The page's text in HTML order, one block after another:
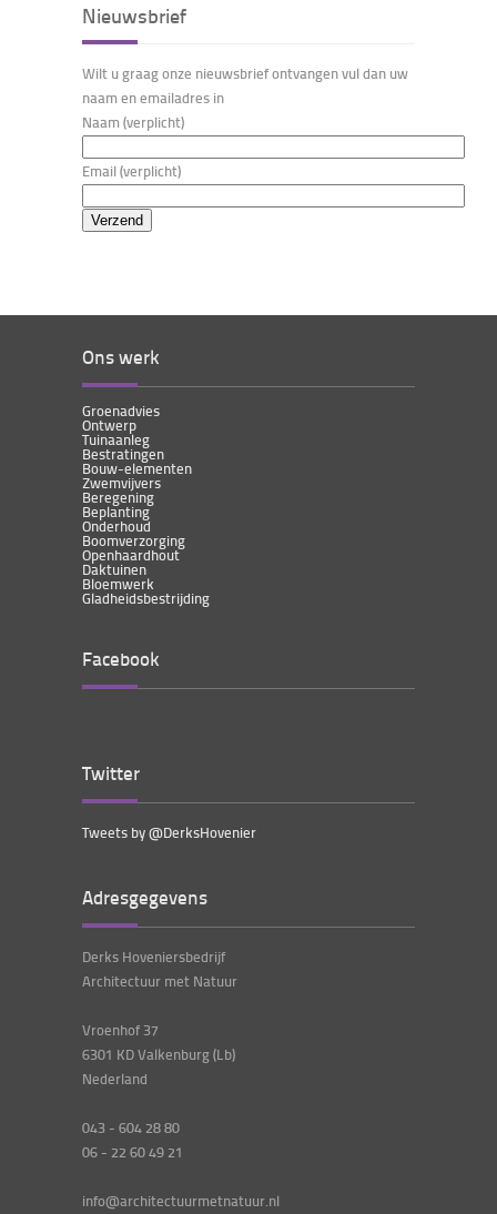
Nieuwsbrief
Wilt u graag onze nieuwsbrief ontvangen vul dan uw
naam en emailadres in
Naam (verplicht)
Email (verplicht)
Ons werk
Groenadvies
Ontwerp
Tuinaanleg
Bestratingen
Bouw-elementen
Zwemvijvers
Beregening
Beplanting
Onderhoud
Boomverzorging
Openhaardhout
Daktuinen
Bloemwerk
Gladheidsbestrijding
Facebook
Twitter
Tweets by @DerksHovenier
Adresgegevens
Derks Hoveniersbedrijf
Architectuur met Natuur
Vroenhof 37
6301 KD Valkenburg (Lb)
Nederland
043 - 604 28 80
06 - 22 60 49 21
info@architectuurmetnatuur.nl